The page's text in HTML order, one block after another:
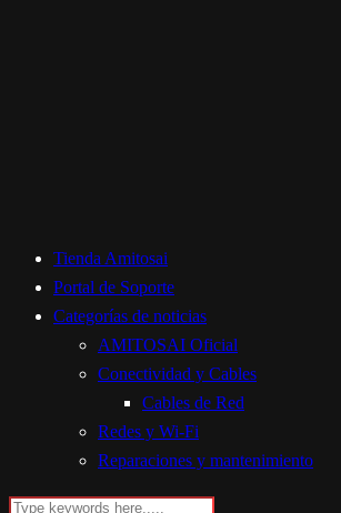
Tienda Amitosai
Portal de Soporte
Categorías de noticias
AMITOSAI Oficial
Conectividad y Cables
Cables de Red
Redes y Wi-Fi
Reparaciones y mantenimiento